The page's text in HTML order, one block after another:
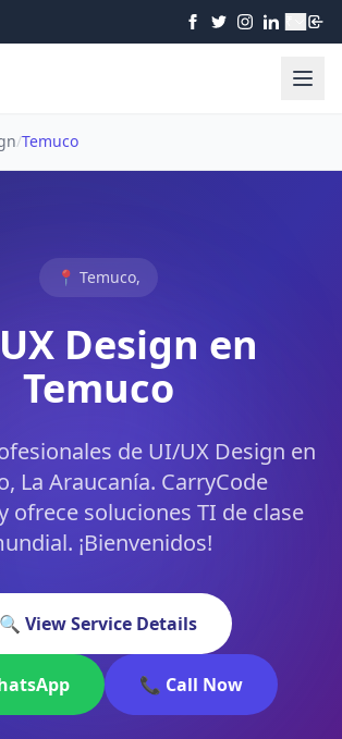
/Temuco
📍 Temuco,
Design en
Temuco
de UI/UX Design en
La Araucanía. CarryCode
ofrece soluciones TI de clase
¡Bienvenidos!
🔍 View Service Details
📞 Call Now